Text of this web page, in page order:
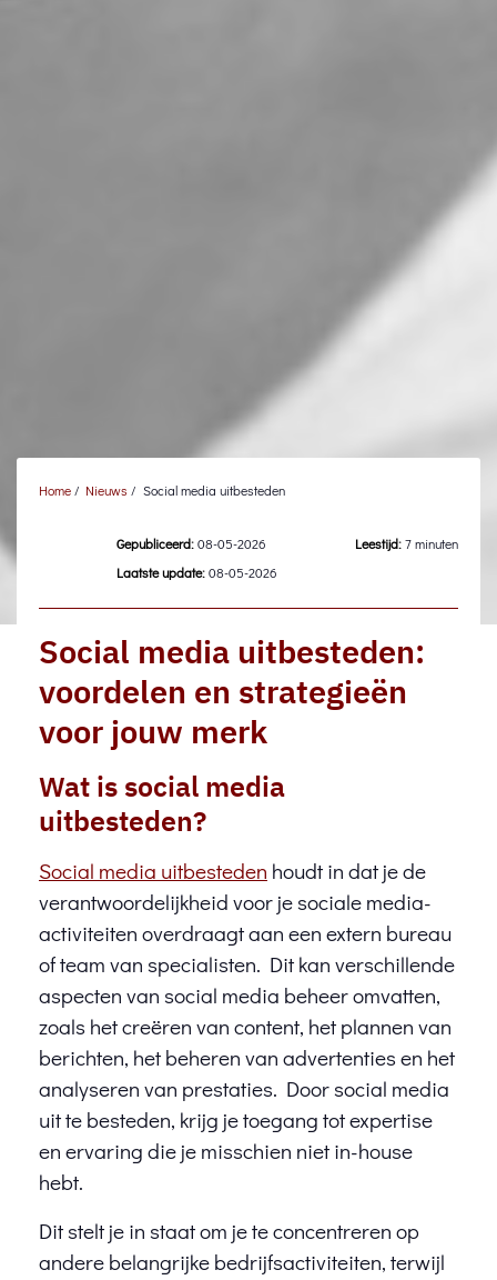
Home / Nieuws / Social media uitbesteden
Gepubliceerd:08-05-2026
Laatste update:08-05-2026
Leestijd:7 minuten
Social media uitbesteden:
voordelen en strategieën
voor jouw merk
Wat is social media
uitbesteden?
Social media uitbesteden houdt in dat je de
verantwoordelijkheid voor je sociale media-
activiteiten overdraagt aan een extern bureau
of team van specialisten. Dit kan verschillende
aspecten van social media beheer omvatten,
zoals het creëren van content, het plannen van
berichten, het beheren van advertenties en het
analyseren van prestaties. Door social media
uit te besteden, krijg je toegang tot expertise
en ervaring die je misschien niet in-house
hebt.
Dit stelt je in staat om je te concentreren op
andere belangrijke bedrijfsactiviteiten, terwijl